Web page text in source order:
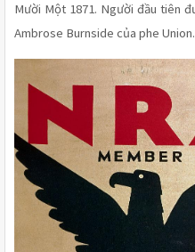
Mười Một 1871. Người đầu tiên
Ambrose Burnside của phe Union.